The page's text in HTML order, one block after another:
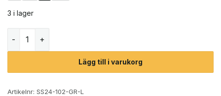
3 i lager
Lägg till i varukorg
Artikelnr: SS24-102-GR-L